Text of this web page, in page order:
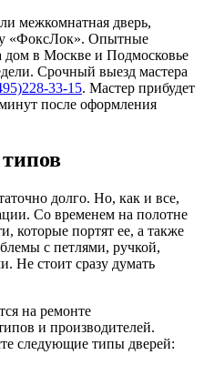
межкомнатная дверь,
«ФоксЛок». Опытные
дом в Москве и Подмосковье
Срочный выезд мастера
33-15. Мастер прибудет
после оформления
долго. Но, как и все,
Со временем на полотне
которые портят ее, а также
с петлями, ручкой,
Не стоит сразу думать
на ремонте
и производителей.
следующие типы дверей: